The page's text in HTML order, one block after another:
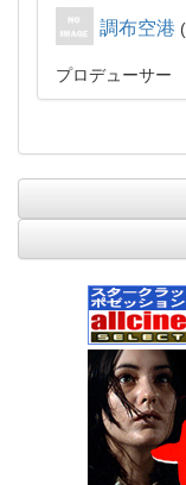
調布空港
プロデューサー